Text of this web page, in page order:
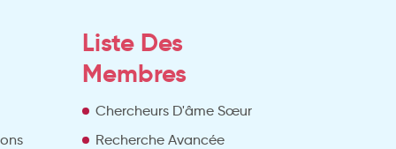
Liste Des
Membres
Chercheurs D'âme Sœur
Recherche Avancée